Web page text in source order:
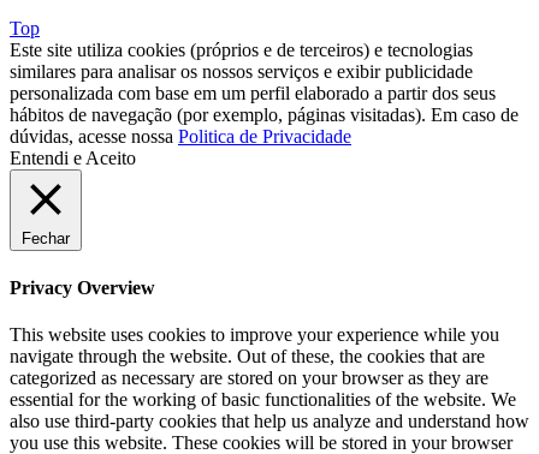
Top
Este site utiliza cookies (próprios e de terceiros) e tecnologias
similares para analisar os nossos serviços e exibir publicidade
personalizada com base em um perfil elaborado a partir dos seus
hábitos de navegação (por exemplo, páginas visitadas). Em caso de
dúvidas, acesse nossa Politica de Privacidade
Entendi e Aceito
Fechar
Privacy Overview
This website uses cookies to improve your experience while you
navigate through the website. Out of these, the cookies that are
categorized as necessary are stored on your browser as they are
essential for the working of basic functionalities of the website. We
also use third-party cookies that help us analyze and understand how
you use this website. These cookies will be stored in your browser